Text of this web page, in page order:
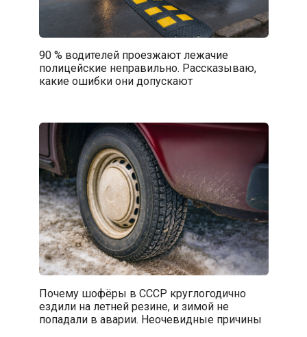
90 % водителей проезжают лежачие
полицейские неправильно. Рассказываю,
какие ошибки они допускают
Почему шофёры в СССР круглогодично
ездили на летней резине, и зимой не
попадали в аварии. Неочевидные причины